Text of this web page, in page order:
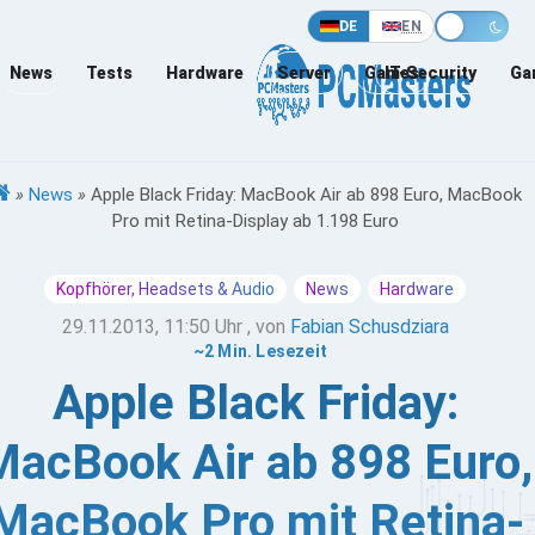
DE EN
News Tests Hardware Server Games
IT-Security
» News » Apple Black Friday: MacBook Air ab 898 Euro, MacBook
Pro mit Retina-Display ab 1.198 Euro
Kopfhörer, Headsets & Audio News Hardware
29.11.2013, 11:50 Uhr , von Fabian Schusdziara
~2 Min. Lesezeit
Apple Black Friday:
Air ab 898 Euro,
Pro mit Retina-